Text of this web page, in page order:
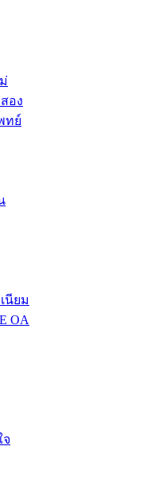
อง
ทย์
นียม
OA